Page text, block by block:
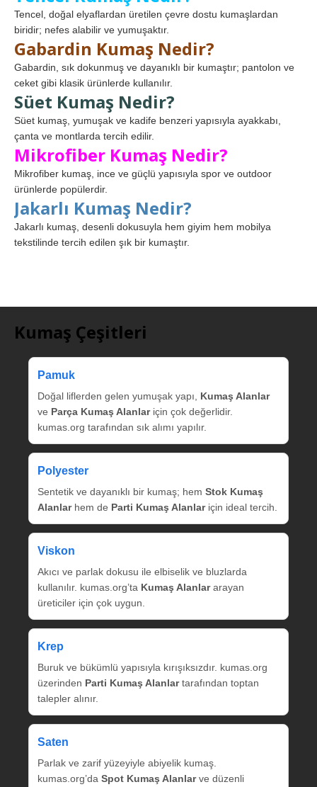
Tencel, doğal elyaflardan üretilen çevre dostu kumaşlardan
biridir; nefes alabilir ve yumuşaktır.
Gabardin Kumaş Nedir?
Gabardin, sık dokunmuş ve dayanıklı bir kumaştır; pantolon ve
ceket gibi klasik ürünlerde kullanılır.
Süet Kumaş Nedir?
Süet kumaş, yumuşak ve kadife benzeri yapısıyla ayakkabı,
çanta ve montlarda tercih edilir.
Mikrofiber Kumaş Nedir?
Mikrofiber kumaş, ince ve güçlü yapısıyla spor ve outdoor
ürünlerde popülerdir.
Jakarlı Kumaş Nedir?
Jakarlı kumaş, desenli dokusuyla hem giyim hem mobilya
tekstilinde tercih edilen şık bir kumaştır.
Kumaş Çeşitleri
Pamuk
Doğal liflerden gelen yumuşak yapı, Kumaş Alanlar
ve Parça Kumaş Alanlariçin çok değerlidir.
kumas.org tarafından sık alımı yapılır.
Polyester
Sentetik ve dayanıklı bir kumaş; hem Stok Kumaş
Alanlarhem de Parti Kumaş Alanlariçin ideal tercih.
Viskon
Akıcı ve parlak dokusu ile elbiselik ve bluzlarda
kullanılır. kumas.org’ta Kumaş Alanlararayan
üreticiler için çok uygun.
Krep
Buruk ve bükümlü yapısıyla kırışıksızdır. kumas.org
üzerinden Parti Kumaş Alanlartarafından toptan
talepler alınır.
Saten
Parlak ve zarif yüzeyiyle abiyelik kumaş.
kumas.org’da Spot Kumaş Alanlarve düzenli